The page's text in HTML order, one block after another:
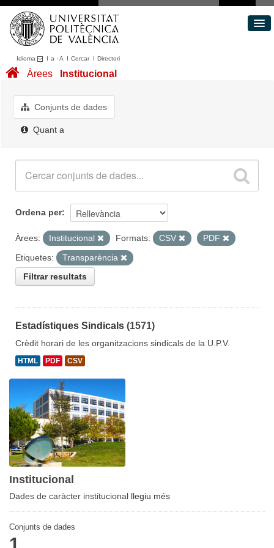
Idioma I a ·A I CercarI Directori
Conjunts de dades
Quant a
Àrees Institucional
Conjunts de dades
Quant a
Ordena per
Àrees: Institucional Formats: CSV
PDF
Etiquetes:
Transparència
Filtrar resultats
Estadístiques Sindicals (1571)
Crèdit horari de les organitzacions sindicals de la U.P.V.
HTML PDF CSV
Institucional
Dades de caràcter institucional llegiu més
Conjunts de dades
1